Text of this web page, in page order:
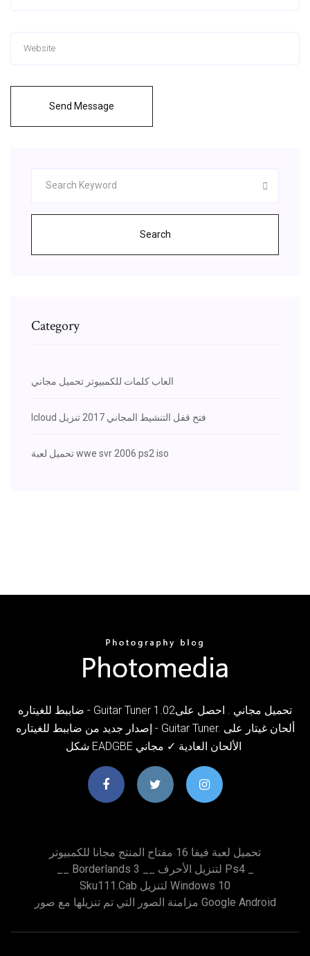
Send Message
Search
Category
العاب كلمات للكمبيوتر تحميل مجاني
Icloud فتح قفل التنشيط المجاني 2017 تنزيل
تحميل لعبة wwe svr 2006 ps2 ​​iso
ضاببط للغيتاره - Guitar Tuner 1.02تحميل مجاني . احصل على
إصدار جديد من ضاببط للغيتاره - Guitar Tuner. ألحان غيتار على
تحميل لعبة فيفا 16 مفتاح المنتج مجانا للكمبيوتر
__ Borderlands 3 __ لتنزيل الأحرف Ps4 _
Sku111.cab لتنزيل Windows 10
مزامنة الصور التي تم تنزيلها مع صور Google Android